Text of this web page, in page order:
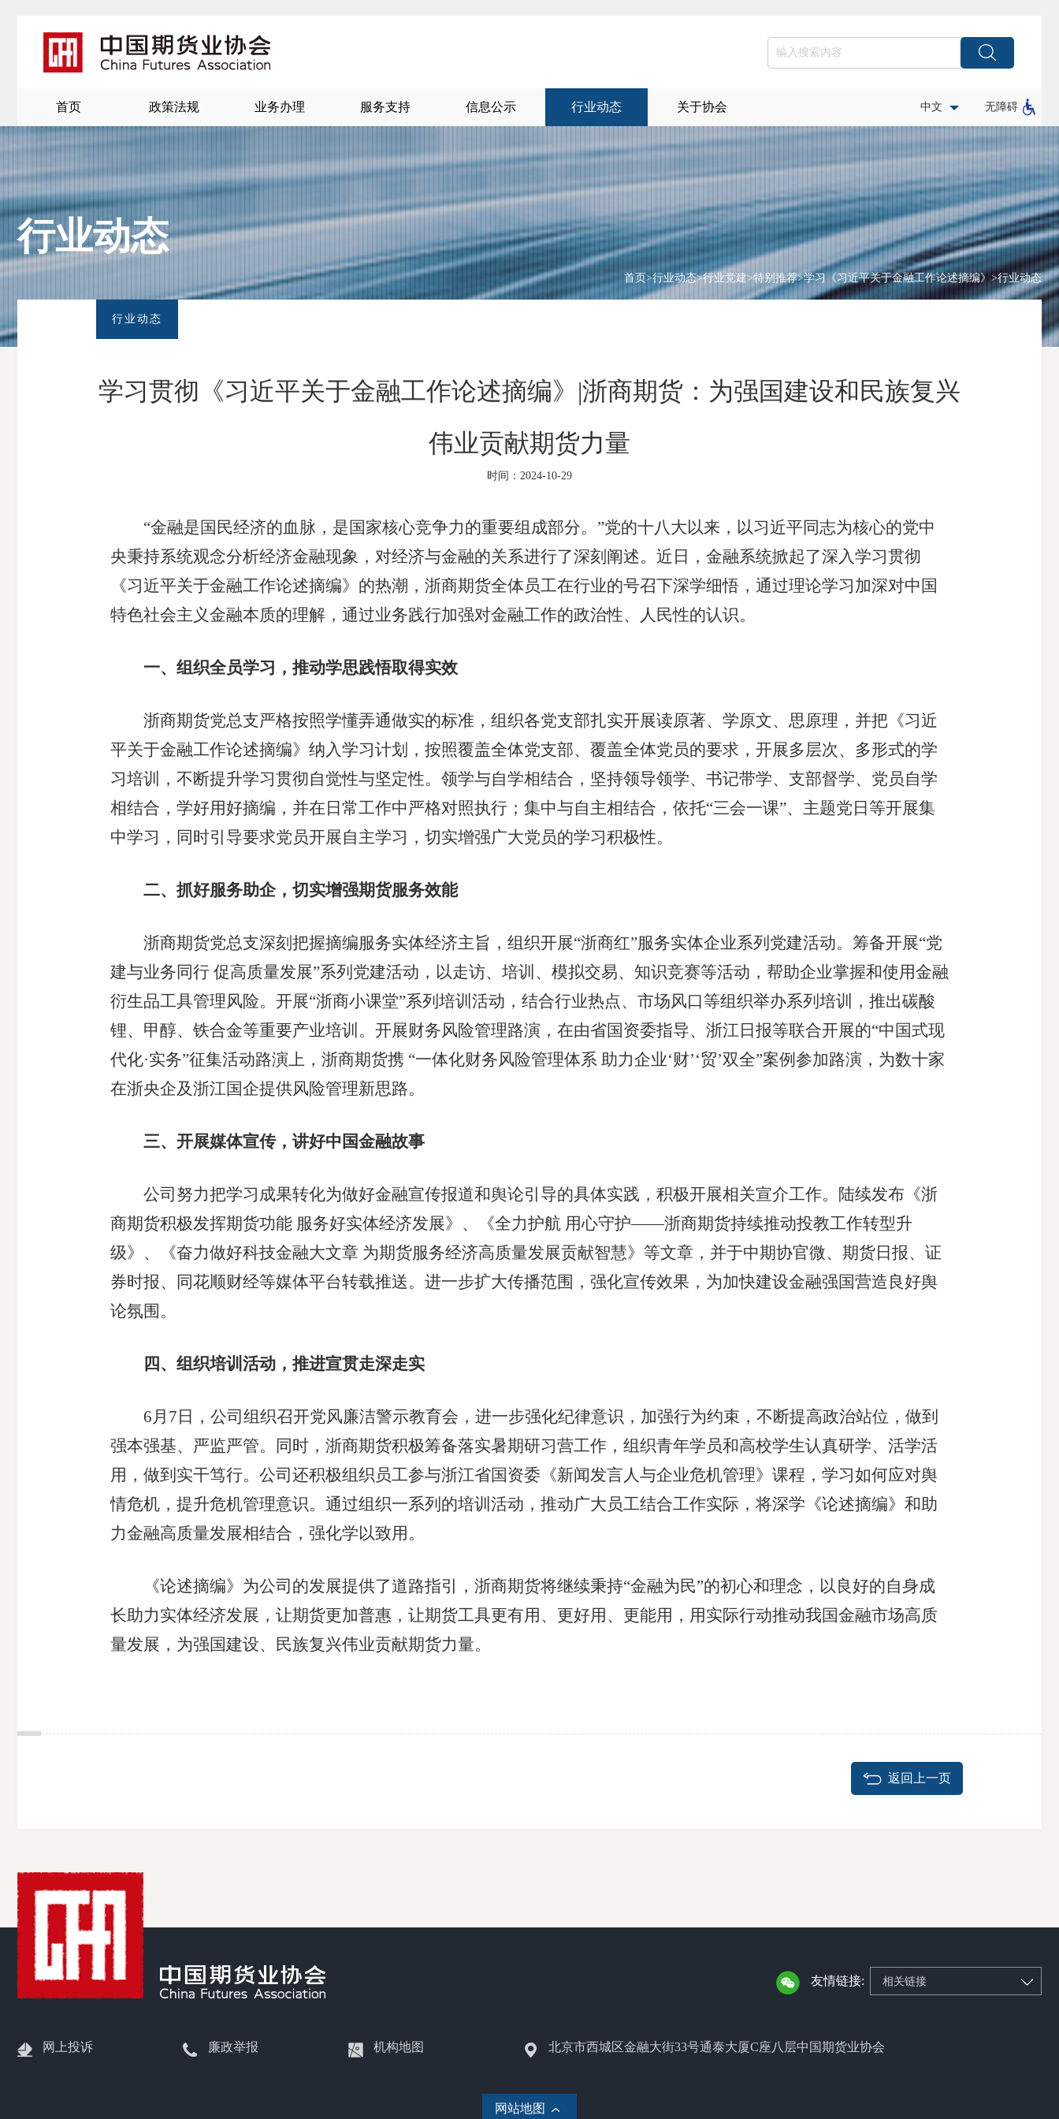
首页 政策法规 业务办理 服务支持 信息公示 行业动态 关于协会 中文 无障碍
行业动态
首页>行业动态>行业党建>特别推荐>学习《习近平关于金融工作论述摘编》 >行业动态
行业动态
学习贯彻《习近平关于金融工作论述摘编》|浙商期货：为强国建设和民族复兴
伟业贡献期货力量
时间：2024-10-29
“金融是国民经济的血脉，是国家核心竞争力的重要组成部分。”党的十八大以来，以习近平同志为核心的党中
央秉持系统观念分析经济金融现象，对经济与金融的关系进行了深刻阐述。近日，金融系统掀起了深入学习贯彻
《习近平关于金融工作论述摘编》的热潮，浙商期货全体员工在行业的号召下深学细悟，通过理论学习加深对中国
特色社会主义金融本质的理解，通过业务践行加强对金融工作的政治性、人民性的认识。
一、组织全员学习，推动学思践悟取得实效
浙商期货党总支严格按照学懂弄通做实的标准，组织各党支部扎实开展读原著、学原文、思原理，并把《习近
平关于金融工作论述摘编》纳入学习计划，按照覆盖全体党支部、覆盖全体党员的要求，开展多层次、多形式的学
习培训，不断提升学习贯彻自觉性与坚定性。领学与自学相结合，坚持领导领学、书记带学、支部督学、党员自学
相结合，学好用好摘编，并在日常工作中严格对照执行；集中与自主相结合，依托“三会一课”、主题党日等开展集
中学习，同时引导要求党员开展自主学习，切实增强广大党员的学习积极性。
二、抓好服务助企，切实增强期货服务效能
浙商期货党总支深刻把握摘编服务实体经济主旨，组织开展“浙商红”服务实体企业系列党建活动。筹备开展“党
建与业务同行 促高质量发展”系列党建活动，以走访、培训、模拟交易、知识竞赛等活动，帮助企业掌握和使用金融
衍生品工具管理风险。开展“浙商小课堂”系列培训活动，结合行业热点、市场风口等组织举办系列培训，推出碳酸
锂、甲醇、铁合金等重要产业培训。开展财务风险管理路演，在由省国资委指导、浙江日报等联合开展的“中国式现
代化·实务”征集活动路演上，浙商期货携 “一体化财务风险管理体系 助力企业‘财’‘贸’双全”案例参加路演，为数十家
在浙央企及浙江国企提供风险管理新思路。
三、开展媒体宣传，讲好中国金融故事
公司努力把学习成果转化为做好金融宣传报道和舆论引导的具体实践，积极开展相关宣介工作。陆续发布《浙
商期货积极发挥期货功能 服务好实体经济发展》、《全力护航 用心守护——浙商期货持续推动投教工作转型升
级》、《奋力做好科技金融大文章 为期货服务经济高质量发展贡献智慧》等文章，并于中期协官微、期货日报、证
券时报、同花顺财经等媒体平台转载推送。进一步扩大传播范围，强化宣传效果，为加快建设金融强国营造良好舆
论氛围。
四、组织培训活动，推进宣贯走深走实
6月7日，公司组织召开党风廉洁警示教育会，进一步强化纪律意识，加强行为约束，不断提高政治站位，做到
强本强基、严监严管。同时，浙商期货积极筹备落实暑期研习营工作，组织青年学员和高校学生认真研学、活学活
用，做到实干笃行。公司还积极组织员工参与浙江省国资委《新闻发言人与企业危机管理》课程，学习如何应对舆
情危机，提升危机管理意识。通过组织一系列的培训活动，推动广大员工结合工作实际，将深学《论述摘编》和助
力金融高质量发展相结合，强化学以致用。
《论述摘编》为公司的发展提供了道路指引，浙商期货将继续秉持“金融为民”的初心和理念，以良好的自身成
长助力实体经济发展，让期货更加普惠，让期货工具更有用、更好用、更能用，用实际行动推动我国金融市场高质
量发展，为强国建设、民族复兴伟业贡献期货力量。
返回上一页
友情链接: 相关链接
网上投诉 廉政举报 机构地图 北京市西城区金融大街33号通泰大厦C座八层中国期货业协会
网站地图
北
京